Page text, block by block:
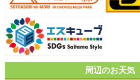
周辺のお天気